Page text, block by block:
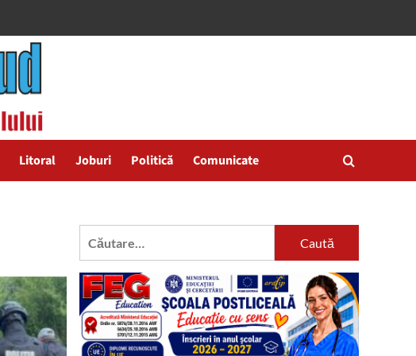
Litoral Joburi Politică Comunicate
Caută